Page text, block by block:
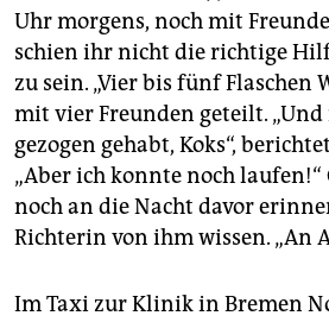
Uhr morgens, noch mit
schien ihr nicht die richtige
zu sein. „Vier bis fünf Flaschen
mit vier Freunden geteilt. „Und
gezogen gehabt, Koks“,
„Aber ich konnte noch laufen!“
noch an die Nacht davor
Richterin von ihm wissen. „An
Im Taxi zur Klinik in Bremen